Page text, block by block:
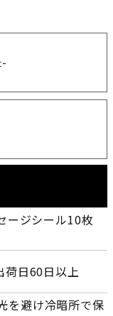
ジシール10枚
日60日以上
を避け冷暗所で保